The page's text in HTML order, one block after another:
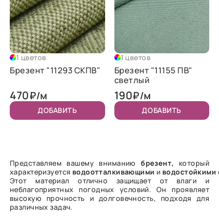
1 цветов
Брезент "11293 СКПВ"
470₽/м
ДОБАВИТЬ
1 цветов
Брезент "11155 ПВ"
светлый
190₽/м
ДОБАВИТЬ
Представляем вашему вниманиюбрезент, который
характеризуется водоотталкивающими и водостойкими
Этот материал отлично защищает от влаги и
неблагоприятных погодных условий. Он проявляет
высокую прочность и долговечность, подходя для
различных задач.